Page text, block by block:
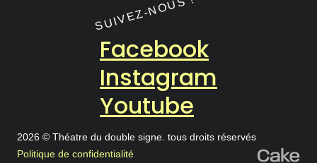
Facebook
Instagram
Youtube
2026 © Théatre du double signe. tous droits réservés
Politique de confidentialité